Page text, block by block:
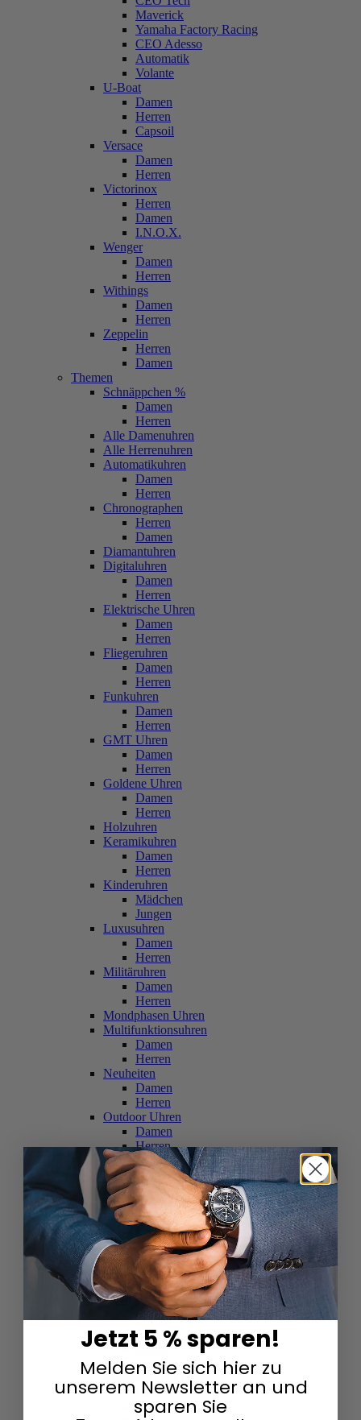
Maverick
Yamaha Factory Racing
CEO Adesso
Automatik
Volante
U-Boat
Damen
Herren
Capsoil
Versace
Damen
Herren
Victorinox
Herren
Damen
I.N.O.X.
Wenger
Damen
Herren
Withings
Damen
Herren
Zeppelin
Herren
Damen
Themen
Schnäppchen %
Damen
Herren
Alle Damenuhren
Alle Herrenuhren
Automatikuhren
Damen
Herren
Chronographen
Herren
Damen
Diamantuhren
Digitaluhren
Damen
Herren
Elektrische Uhren
Damen
Herren
Fliegeruhren
Damen
Herren
Funkuhren
Damen
Herren
GMT Uhren
Damen
Herren
Goldene Uhren
Damen
Herren
Holzuhren
Keramikuhren
Damen
Herren
Kinderuhren
Mädchen
Jungen
Luxusuhren
Damen
Herren
Militäruhren
Damen
Herren
Mondphasen Uhren
Multifunktionsuhren
Damen
Herren
Neuheiten
Damen
Herren
Outdoor Uhren
Damen
Herren
Schweizer Uhren
Damen
Herren
Skelettuhren
Damen
Herren
Smartwatches
Damen
Herren
Solaruhren
Herren
Damen
Sportuhren
Damen
Herren
Swarovski & Edelsteine
Damen
Herren
Jetzt 5 % sparen!
Melden Sie sich hier zu
unserem Newsletter an und
sparen Sie